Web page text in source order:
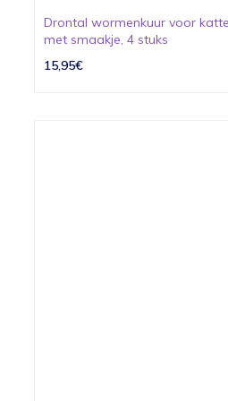
Drontal wormenkuur voor
met smaakje, 4 stuks
15,95€